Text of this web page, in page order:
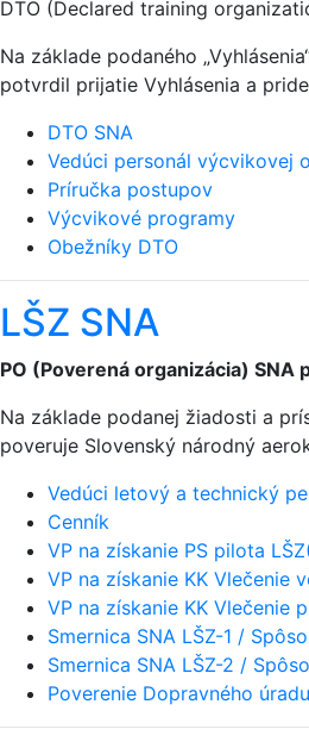
DTO (Declared training
Na základe podaného
potvrdil prijatie Vyhlásenia a
DTO SNA
Vedúci personál výcvikovej
Príručka postupov
Výcvikové programy
Obežníky DTO
LŠZ SNA
PO (Poverená organizácia)
Na základe podanej žiadosti a
poveruje Slovenský národný
Vedúci letový a technický
Cenník
VP na získanie PS pilota
VP na získanie KK Vlečenie
VP na získanie KK Vlečenie
Smernica SNA LŠZ-1 /
Smernica SNA LŠZ-2 /
Poverenie Dopravného úradu